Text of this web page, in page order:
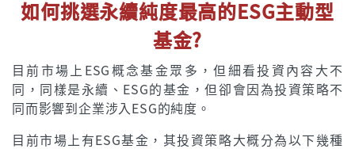
如何挑選永續純度最高的ESG主動型
基金?
目前市場上ESG概念基金眾多，但細看投資內容大不
同，同樣是永續、ESG的基金，但卻會因為投資策略不
同而影響到企業涉入ESG的純度。
目前市場上有ESG基金，其投資策略大概分為以下幾種